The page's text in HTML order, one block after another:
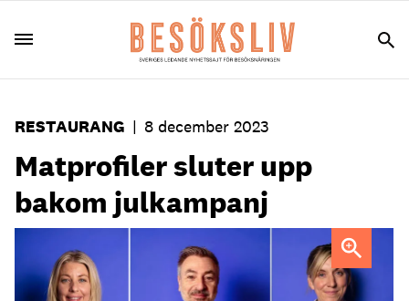
RESTAURANG | 8 december 2023
Matprofiler sluter upp
bakom julkampanj
Frida Ronge, Tareq Taylor och Tea Malmegård
är några av kockarna som frontar i julkampanjen.Foto:
The Hunger Project